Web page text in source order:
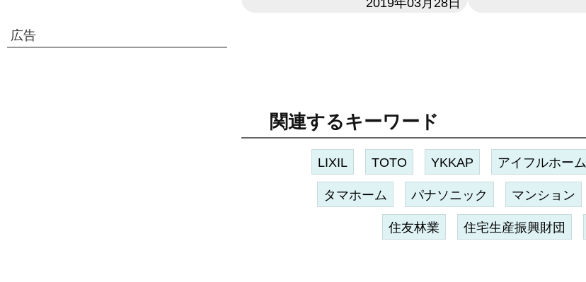
関連するキーワード
LIXIL TOTO YKKAP アイフルホーム
タマホーム パナソニック マンション
住友林業 住宅生産振興財団
広告